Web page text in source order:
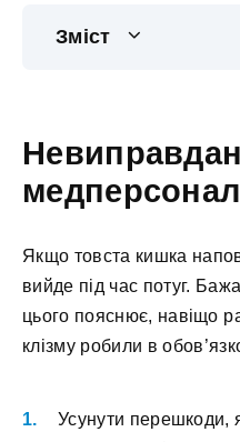
Зміст
Якщо товста кишка
вийде під час потуг.
цього пояснює, навіщо
клізму робили в
Усунути перешкоди,